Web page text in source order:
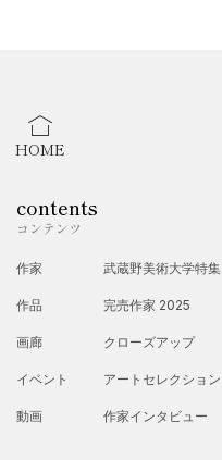
HOME
contents
コンテンツ
作家
作品
画廊
イベント
動画
武蔵野美術大学特集
完売作家 2025
クローズアップ
アートセレクション
作家インタビュー